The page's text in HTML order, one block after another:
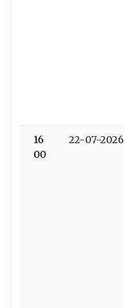
16
00
22-07-2026